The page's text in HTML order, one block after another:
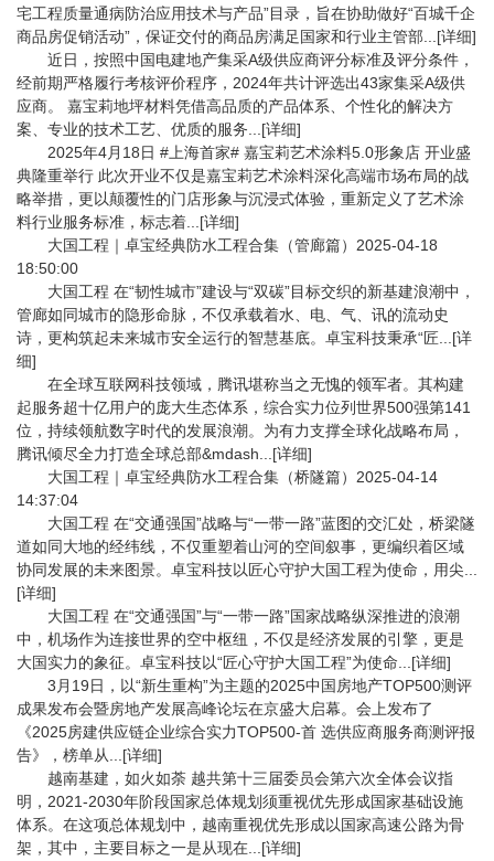
宅工程质量通病防治应用技术与产品”目录，旨在协助做好“百城千企
商品房促销活动”，保证交付的商品房满足国家和行业主管部...[详细]
近日，按照中国电建地产集采A级供应商评分标准及评分条件，
经前期严格履行考核评价程序，2024年共计评选出43家集采A级供
应商。 嘉宝莉地坪材料凭借高品质的产品体系、个性化的解决方
案、专业的技术工艺、优质的服务...[详细]
2025年4月18日 #上海首家# 嘉宝莉艺术涂料5.0形象店 开业盛
典隆重举行 此次开业不仅是嘉宝莉艺术涂料深化高端市场布局的战
略举措，更以颠覆性的门店形象与沉浸式体验，重新定义了艺术涂
料行业服务标准，标志着...[详细]
大国工程｜卓宝经典防水工程合集（管廊篇）2025-04-18
18:50:00
大国工程 在“韧性城市”建设与“双碳”目标交织的新基建浪潮中，
管廊如同城市的隐形命脉，不仅承载着水、电、气、讯的流动史
诗，更构筑起未来城市安全运行的智慧基底。卓宝科技秉承“匠...[详
细]
在全球互联网科技领域，腾讯堪称当之无愧的领军者。其构建
起服务超十亿用户的庞大生态体系，综合实力位列世界500强第141
位，持续领航数字时代的发展浪潮。为有力支撑全球化战略布局，
腾讯倾尽全力打造全球总部&mdash...[详细]
大国工程｜卓宝经典防水工程合集（桥隧篇）2025-04-14
14:37:04
大国工程 在“交通强国”战略与“一带一路”蓝图的交汇处，桥梁隧
道如同大地的经纬线，不仅重塑着山河的空间叙事，更编织着区域
协同发展的未来图景。卓宝科技以匠心守护大国工程为使命，用尖...
[详细]
大国工程 在“交通强国”与“一带一路”国家战略纵深推进的浪潮
中，机场作为连接世界的空中枢纽，不仅是经济发展的引擎，更是
大国实力的象征。卓宝科技以“匠心守护大国工程”为使命...[详细]
3月19日，以“新生重构”为主题的2025中国房地产TOP500测评
成果发布会暨房地产发展高峰论坛在京盛大启幕。会上发布了
《2025房建供应链企业综合实力TOP500-首 选供应商服务商测评报
告》，榜单从...[详细]
越南基建，如火如荼 越共第十三届委员会第六次全体会议指
明，2021-2030年阶段国家总体规划须重视优先形成国家基础设施
体系。在这项总体规划中，越南重视优先形成以国家高速公路为骨
架，其中，主要目标之一是从现在...[详细]